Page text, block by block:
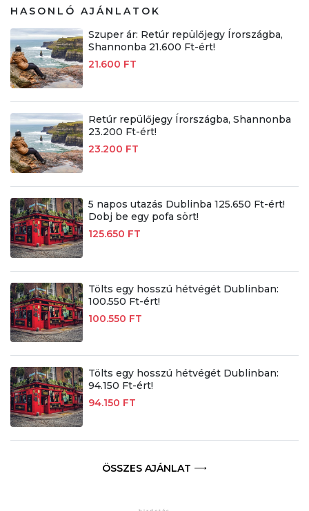
HASONLÓ AJÁNLATOK
Szuper ár: Retúr repülőjegy Írországba,
Shannonba 21.600 Ft-ért!
21.600 FT
Retúr repülőjegy Írországba, Shannonba
23.200 Ft-ért!
23.200 FT
5 napos utazás Dublinba 125.650 Ft-ért!
Dobj be egy pofa sört!
125.650 FT
Tölts egy hosszú hétvégét Dublinban:
100.550 Ft-ért!
100.550 FT
Tölts egy hosszú hétvégét Dublinban:
94.150 Ft-ért!
94.150 FT
ÖSSZES AJÁNLAT